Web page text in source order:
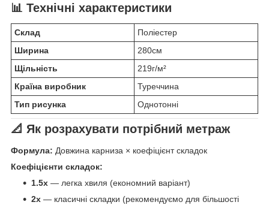
📊 Технічні характеристики
Склад
Поліестер
Ширина
280см
Щільність
219г/м²
Країна виробник
Туреччина
Тип рисунка
Однотонні
📐 Як розрахувати потрібний метраж
Формула: Довжина карниза × коефіцієнт складок
Коефіцієнти складок:
1.5x — легка хвиля (економний варіант)
2x — класичні складки (рекомендуємо для більшості